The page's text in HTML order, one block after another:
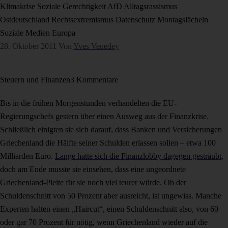
Klimakrise Soziale Gerechtigkeit AfD Alltagsrassismus
Ostdeutschland Rechtsextremismus Datenschutz Montagslächeln
Soziale Medien Europa
28. Oktober 2011 Von Yves Venedey
Steuern und Finanzen3 Kommentare
Bis in die frühen Morgenstunden verhandelten die EU-
Regierungschefs gestern über einen Ausweg aus der Finanzkrise.
Schließlich einigten sie sich darauf, dass Banken und Versicherungen
Griechenland die Hälfte seiner Schulden erlassen sollen – etwa 100
Milliarden Euro. Lange hatte sich die Finanzlobby dagegen gesträubt,
doch am Ende musste sie einsehen, dass eine ungeordnete
Griechenland-Pleite für sie noch viel teurer würde. Ob der
Schuldenschnitt von 50 Prozent aber ausreicht, ist ungewiss. Manche
Experten halten einen „Haircut“, einen Schuldenschnitt also, von 60
oder gar 70 Prozent für nötig, wenn Griechenland wieder auf die